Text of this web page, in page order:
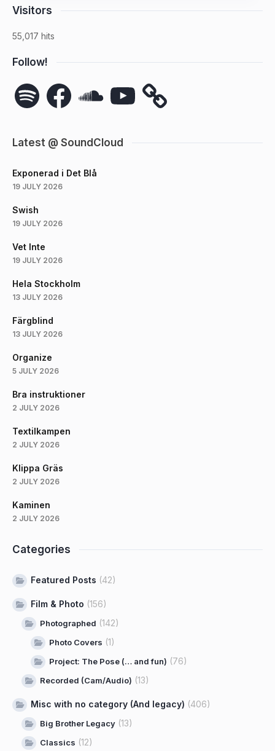
Visitors
55,017 hits
Follow!
Spotify FacebookSoundCloudYouTube
Latest @ SoundCloud
Exponerad i Det Blå
19 JULY 2026
Swish
19 JULY 2026
Vet Inte
19 JULY 2026
Hela Stockholm
13 JULY 2026
Färgblind
13 JULY 2026
Organize
5 JULY 2026
Bra instruktioner
2 JULY 2026
Textilkampen
2 JULY 2026
Klippa Gräs
2 JULY 2026
Kaminen
2 JULY 2026
Categories
Featured Posts (42)
Film & Photo (156)
Photographed (142)
Photo Covers (1)
Project: The Pose (… and fun) (76)
Recorded (Cam/Audio) (13)
Misc with no category (And legacy) (406)
Big Brother Legacy (13)
Classics (12)